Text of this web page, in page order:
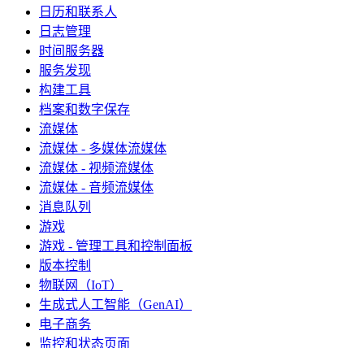
日历和联系人
日志管理
时间服务器
服务发现
构建工具
档案和数字保存
流媒体
流媒体 - 多媒体流媒体
流媒体 - 视频流媒体
流媒体 - 音频流媒体
消息队列
游戏
游戏 - 管理工具和控制面板
版本控制
物联网（IoT）
生成式人工智能（GenAI）
电子商务
监控和状态页面